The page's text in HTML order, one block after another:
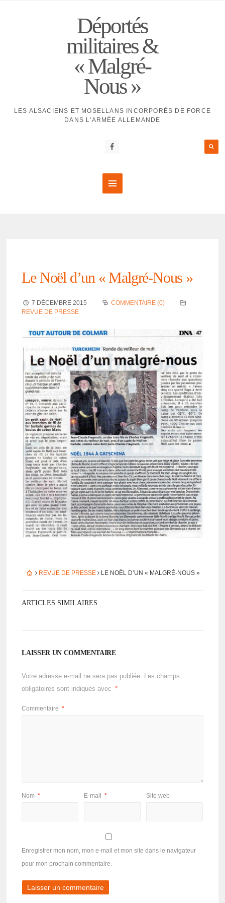
Déportés
militaires &
« Malgré-
Nous »
LES ALSACIENS ET MOSELLANS INCORPORÉS DE FORCE
DANS L'ARMÉE ALLEMANDE
Le Noël d’un « Malgré-Nous »
7 DÉCEMBRE 2015
COMMENTAIRE (0)
REVUE DE PRESSE
REVUE DE PRESSE LE NOËL D’UN « MALGRÉ-NOUS »
ARTICLES SIMILAIRES
LAISSER UN COMMENTAIRE
Votre adresse e-mail ne sera pas publiée. Les champs
obligatoires sont indiqués avec
*
Commentaire *
Nom * E-mail * Site web
Enregistrer mon nom, mon e-mail et mon site dans le navigateur
pour mon prochain commentaire.